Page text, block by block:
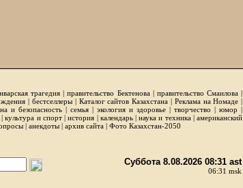
трагедия |правительство Бектенова| правительство Смаилова|
| бестселлеры| Каталог сайтов Казахстана | Реклама на Номаде |
и безопасность | семья | экология и здоровье | творчество | юмор |
культура и спорт|история | календарь|наука и техника|американский
| анекдоты | архив сайта | Фото Казахстан-2050
Суббота 8.08.2026 08:31 ast
06:31 msk